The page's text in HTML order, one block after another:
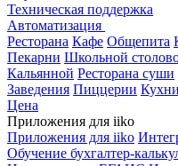
Техническая поддержка
Автоматизация
Ресторана Кафе Общепита
Пекарни Школьной
Кальянной Ресторана суши
Заведения Пиццерии Кухни
Цена
Приложения для iiko
Приложения для iiko
Обучение бухгалтер-